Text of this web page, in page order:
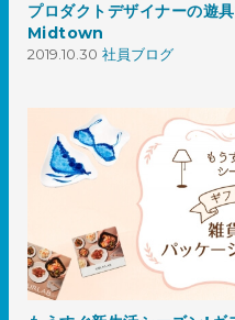
プロダクトデザイナーの遊
Midtown
2019.10.30 社員ブログ